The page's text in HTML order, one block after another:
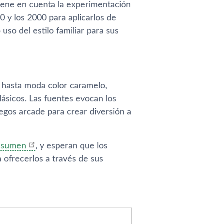
en cuenta la experimentación
y los 2000 para aplicarlos de
del estilo familiar para sus
moda color caramelo,
Las fuentes evocan los
arcade para crear diversión a
, y esperan que los
a través de sus